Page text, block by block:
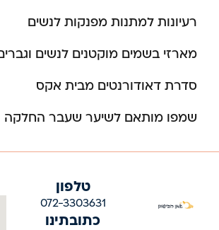
רעיונות למתנות מפנקות לנשים
מארזי בשמים מוקטנים לנשים
סדרת דאודורנטים מבית אקס
שמפו מותאם לשיער שעבר החלקה
טלפון
072-3303631
כתובתינו